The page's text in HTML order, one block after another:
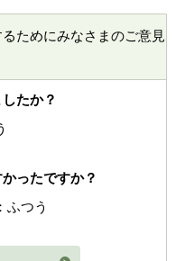
ためにみなさまのご意見
たか？
ったですか？
ふつう